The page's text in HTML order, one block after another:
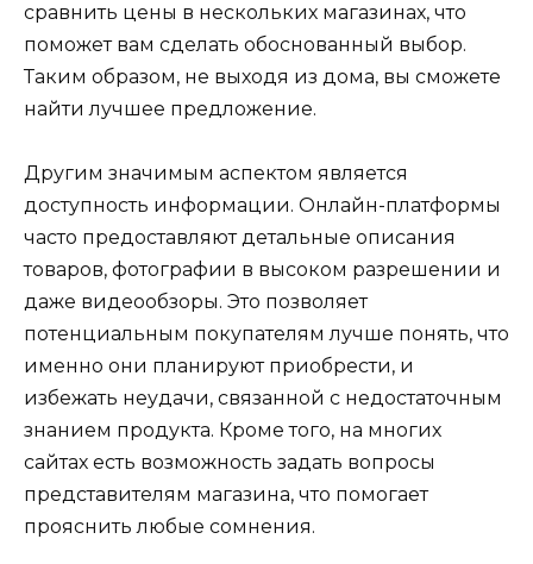
сравнить цены в нескольких магазинах, что
поможет вам сделать обоснованный выбор.
Таким образом, не выходя из дома, вы сможете
найти лучшее предложение.
Другим значимым аспектом является
доступность информации. Онлайн-платформы
часто предоставляют детальные описания
товаров, фотографии в высоком разрешении и
даже видеообзоры. Это позволяет
потенциальным покупателям лучше понять, что
именно они планируют приобрести, и
избежать неудачи, связанной с недостаточным
знанием продукта. Кроме того, на многих
сайтах есть возможность задать вопросы
представителям магазина, что помогает
прояснить любые сомнения.